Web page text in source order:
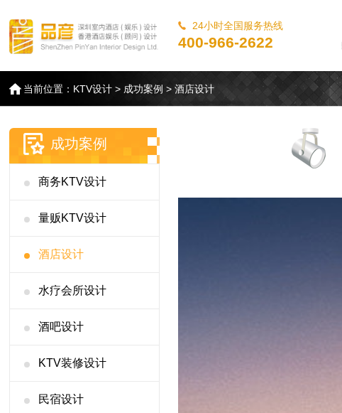
24小时全国服务热线
400-966-2622
当前位置： KTV设计 > 成功案例 >酒店设计
成功案例
商务KTV设计
量贩KTV设计
酒店设计
水疗会所设计
酒吧设计
KTV装修设计
民宿设计